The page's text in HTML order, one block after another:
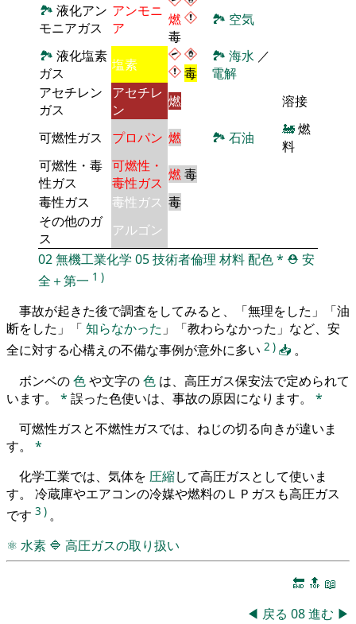
🏞 液化アン
モニアガス
アンモニ
ア
燃
毒
🏞 空気
🏞 液化塩素
ガス
塩素 毒
🏞 海水 ／
電解
アセチレン
ガス
アセチレ
ン
燃 溶接
可燃性ガス プロパン 燃 🏞 石油 🚂燃
料
可燃性・毒
性ガス
可燃性・
毒性ガス 燃毒
毒性ガス
毒性ガス 毒
その他のガ
ス
アルゴン
02無機工業化学 05技術者倫理 材料配色* ⛑️ 安
全＋第一 1 )
事故が起きた後で調査をしてみると、「無理をした」「油
断をした」「 知らなかった 」「教わらなかった」など、安
全に対する心構えの不備な事例が意外に多い 2 ) 📥 。
ボンベの色や文字の色 は、高圧ガス保安法で定められて
います。 * 誤った色使いは、事故の原因になります。 *
可燃性ガスと不燃性ガスでは、ねじの切る向きが違いま
す。 *
化学工業では、気体を 圧縮して高圧ガスとして使いま
す。 冷蔵庫やエアコンの冷媒や燃料のＬＰガスも高圧ガス
です 3 ) 。
⚛ 水素 🔷 高圧ガスの取り扱い
🔚 🔝 📖
◀ 戻る 08進む ▶